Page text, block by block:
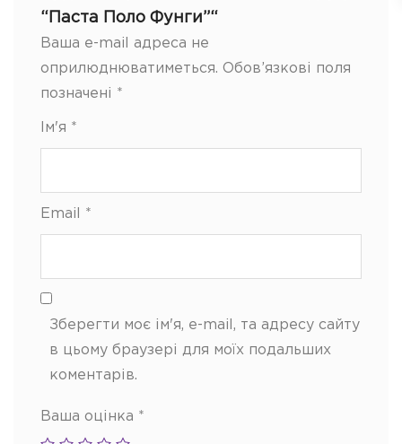
“Паста Поло Фунги”“
Ваша e-mail адреса не
оприлюднюватиметься. Обов’язкові поля
позначені *
Ім'я *
Email *
Зберегти моє ім'я, e-mail, та адресу сайту
в цьому браузері для моїх подальших
коментарів.
Ваша оцінка *